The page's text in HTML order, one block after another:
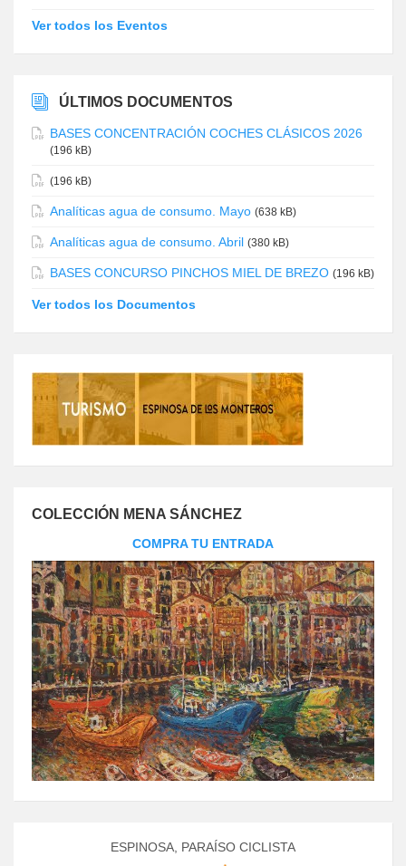
Ver todos los Eventos
ÚLTIMOS DOCUMENTOS
BASES CONCENTRACIÓN COCHES CLÁSICOS 2026
(196 kB)
(196 kB)
Analíticas agua de consumo. Mayo (638 kB)
Analíticas agua de consumo. Abril (380 kB)
BASES CONCURSO PINCHOS MIEL DE BREZO (196 kB)
Ver todos los Documentos
COLECCIÓN MENA SÁNCHEZ
COMPRA TU ENTRADA
ESPINOSA, PARAÍSO CICLISTA